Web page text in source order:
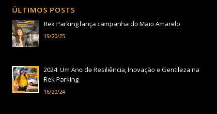
ÚLTIMOS POSTS
Rek Parking lança campanha do Maio Amarelo
19/20/25
2024: Um Ano de Resiliência, Inovação e Gentileza na
Rek Parking
16/20/24